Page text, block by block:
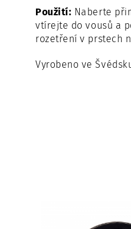
Použití: Naberte
vtírejte do vousů a
rozetření v prstech
Vyrobeno ve